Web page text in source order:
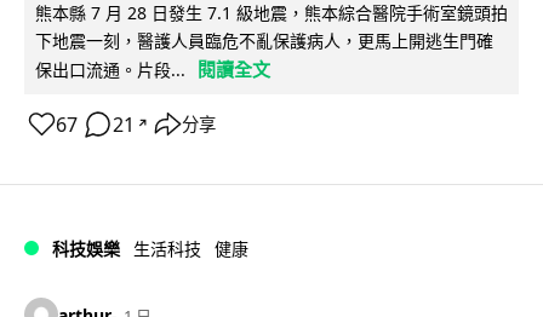
熊本縣 7 月 28 日發生 7.1 級地震，熊本綜合醫院手術室鏡頭拍
下地震一刻，醫護人員臨危不亂保護病人，更馬上開逃生門確
保出口流通。片段...
閱讀全文
67 21 ↗ 分享
科技娛樂 生活科技 健康